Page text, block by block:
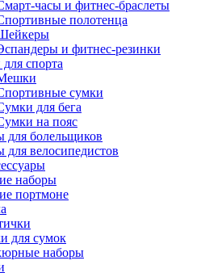
часы и фитнес-браслеты
полотенца
и фитнес-резинки
спорта
сумки
для бега
на пояс
для болельщиков
для велосипедистов
наборы
портмоне
для сумок
наборы